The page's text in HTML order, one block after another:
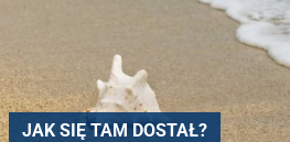
JAK SIĘ TAM DOSTAŁ?